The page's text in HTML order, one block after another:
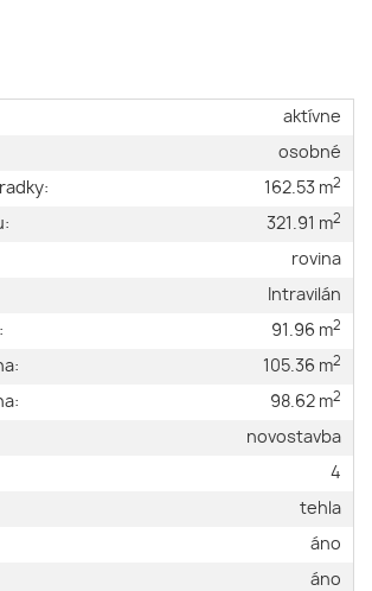
aktívne
osobné
162.53 m2
321.91 m2
rovina
Intravilán
91.96 m2
105.36 m2
98.62 m2
novostavba
4
tehla
áno
áno